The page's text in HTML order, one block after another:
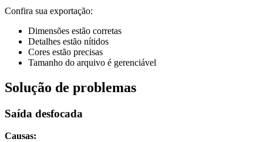
Confira sua exportação:
Dimensões estão corretas
Detalhes estão nítidos
Cores estão precisas
Tamanho do arquivo é gerenciável
Solução de problemas
Saída desfocada
Causas: